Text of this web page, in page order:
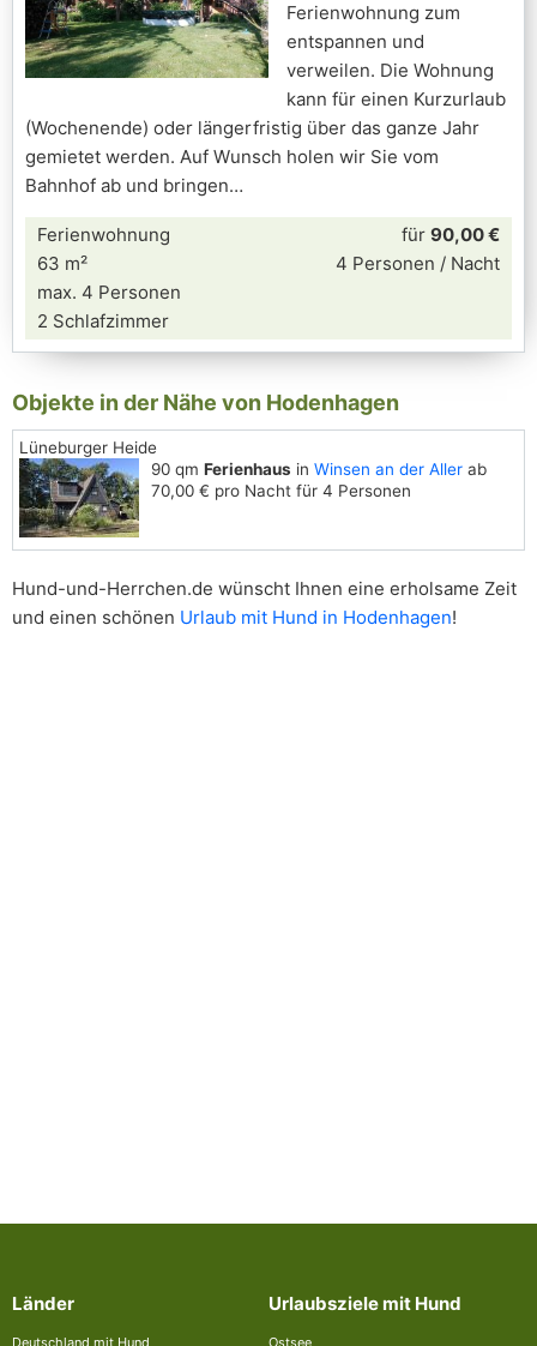
Ferienwohnung zum
entspannen und
verweilen. Die Wohnung
kann für einen Kurzurlaub
(Wochenende) oder längerfristig über das ganze Jahr
gemietet werden. Auf Wunsch holen wir Sie vom
Bahnhof ab und bringen
Ferienwohnung
63 m²
max. 4 Personen
2 Schlafzimmer
für 90,00 €
4 Personen / Nacht
Objekte in der Nähe von Hodenhagen
Lüneburger Heide
90 qm Ferienhaus in Winsen an der Aller ab
70,00 € pro Nacht für 4 Personen
Hund-und-Herrchen.de wünscht Ihnen eine erholsame Zeit
und einen schönen Urlaub mit Hund in Hodenhagen!
Länder
Deutschland mit Hund
Urlaubsziele mit Hund
Ostsee